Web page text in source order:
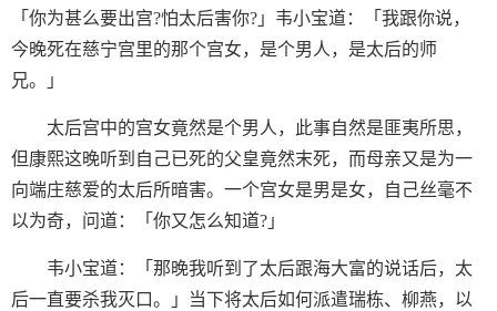
「你为甚么要出宫?怕太后害你?」韦小宝道：「我跟你说，
今晚死在慈宁宫里的那个宫女，是个男人，是太后的师
兄。」
太后宫中的宫女竟然是个男人，此事自然是匪夷所思，
但康熙这晚听到自己已死的父皇竟然末死，而母亲又是为一
向端庄慈爱的太后所暗害。一个宫女是男是女，自己丝毫不
以为奇，问道：「你又怎么知道?」
韦小宝道：「那晚我听到了太后跟海大富的说话后，太
后一直要杀我灭口。」当下将太后如何派遣瑞栋、柳燕，以